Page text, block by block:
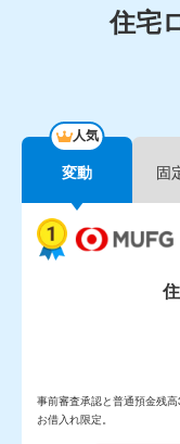
住宅
人気
変動 固
事前審査承認と普通預金残
お借入れ限定。